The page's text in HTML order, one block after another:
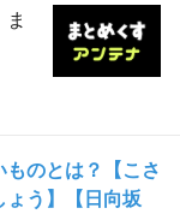
のとは？【こさ
ょう】【日向坂